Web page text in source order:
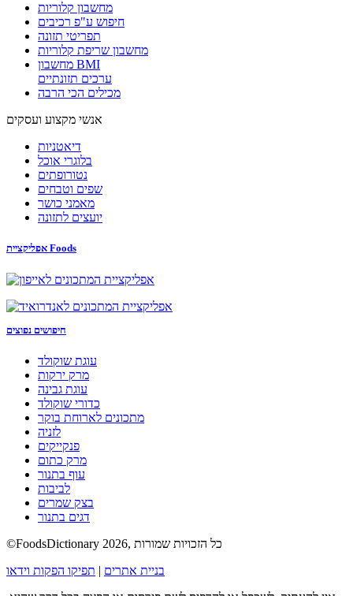
מחשבון קלוריות
חיפוש ע"פ רכיבים
תפריטי תזונה
מחשבון שריפת קלוריות
מחשבון BMI
ערכים תזונתיים
מכילים הכי הרבה
אנשי מקצוע ועסקים
דיאטניות
בלוגרי אוכל
נטורופתים
שפים וטבחים
מאמני כושר
יועצים לתזונה
אפליקציית Foods
חיפושים נפוצים
עוגת שוקולד
מרק ירקות
עוגת גבינה
כדורי שוקולד
מתכונים לארוחת בוקר
לזניה
פנקייקים
מרק כתום
עוף בתנור
לביבות
בצק שמרים
דגים בתנור
©FoodsDictionary 2026, כל הזכויות שמורות
בניית אתרים | תפיקו הפקות וידאו